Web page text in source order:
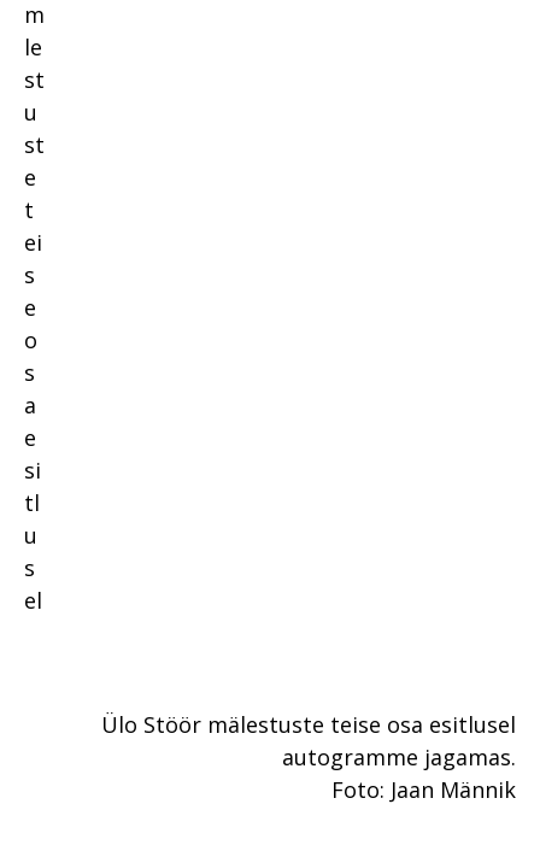
Ülo Stöör mälestuste teise osa esitlusel
autogramme jagamas.
Foto: Jaan Männik